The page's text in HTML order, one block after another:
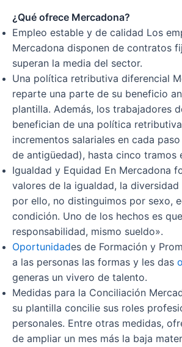
¿Qué ofrece Mercadona?
Empleo estable y de calidad Los
Mercadona disponen de contratos
superan la media del sector.
Una política retributiva diferencial
reparte una parte de su beneficio
plantilla. Además, los trabajadores
benefician de una política
incrementos salariales en cada
de antigüedad), hasta cinco tramos
Igualdad y Equidad En Mercadona
valores de la igualdad, la
por ello, no distinguimos por sexo,
condición. Uno de los hechos es
responsabilidad, mismo sueldo».
Oportunidades de Formación y
a las personas las formas y les das
generas un vivero de talento.
Medidas para la Conciliación
su plantilla concilie sus roles
personales. Entre otras medidas,
de ampliar un mes más la baja